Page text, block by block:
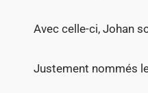
Avec celle-ci, Johan
Justement nommés